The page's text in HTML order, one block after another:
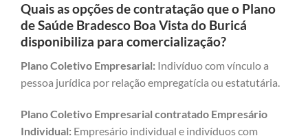
Quais as opções de contratação que o Plano
de Saúde Bradesco Boa Vista do Buricá
disponibiliza para comercialização?
Plano Coletivo Empresarial: Indivíduo com vínculo a
pessoa jurídica por relação empregatícia ou estatutária.
Plano Coletivo Empresarial contratado Empresário
Individual: Empresário individual e indivíduos com